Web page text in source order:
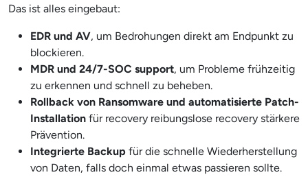
Das ist alles eingebaut:
EDR und AV, um Bedrohungen direkt am Endpunkt zu
blockieren.
MDR und 24/7-SOC support, um Probleme frühzeitig
zu erkennen und schnell zu beheben.
Rollback von Ransomware und automatisierte Patch-
Installation für recovery reibungslose recovery stärkere
Prävention.
Integrierte Backup für die schnelle Wiederherstellung
von Daten, falls doch einmal etwas passieren sollte.